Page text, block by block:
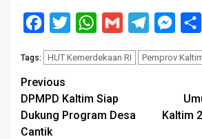
Facebook
Twitter WhatsApp
Gmail Telegram
Tags: HUT Kemerdekaan RI Pemprov
Post
navigation
Previous
DPMPD Kaltim Siap
Dukung Program Desa
Cantik
Kaltim